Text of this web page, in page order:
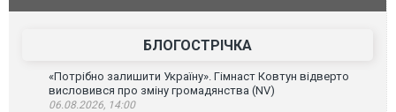
атаку. ВІДЕО
БЛОГОСТРІЧКА
«Потрібно залишити Україну». Гімнаст Ковтун відверто
висловився про зміну громадянства (NV)
06.08.2026, 14:00